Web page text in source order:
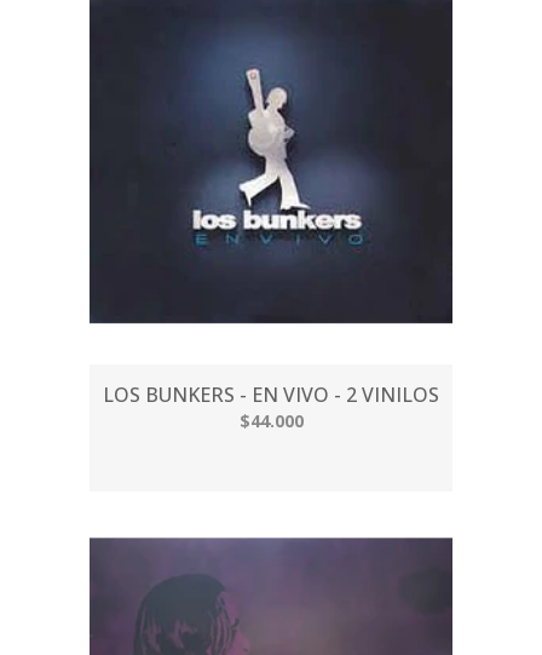
LOS BUNKERS - EN VIVO - 2 VINILOS
$44.000